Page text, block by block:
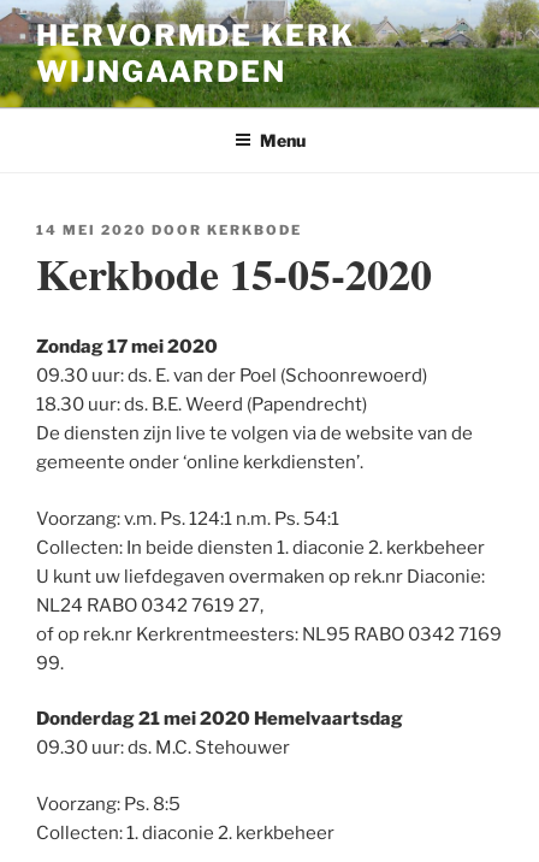
Ga
naar
de
inhoud
HERVORMDE KERK
WIJNGAARDEN
Menu
GEPLAATST
14 MEI 2020 DOOR KERKBODE
Kerkbode 15-05-2020
Zondag 17 mei 2020
09.30 uur: ds. E. van der Poel (Schoonrewoerd)
18.30 uur: ds. B.E. Weerd (Papendrecht)
De diensten zijn live te volgen via de website van de
gemeente onder ‘online kerkdiensten’.
Voorzang: v.m. Ps. 124:1 n.m. Ps. 54:1
Collecten: In beide diensten 1. diaconie 2. kerkbeheer
U kunt uw liefdegaven overmaken op rek.nr Diaconie:
NL24 RABO 0342 7619 27,
of op rek.nr Kerkrentmeesters: NL95 RABO 0342 7169
99.
Donderdag 21 mei 2020 Hemelvaartsdag
09.30 uur: ds. M.C. Stehouwer
Voorzang: Ps. 8:5
Collecten: 1. diaconie 2. kerkbeheer